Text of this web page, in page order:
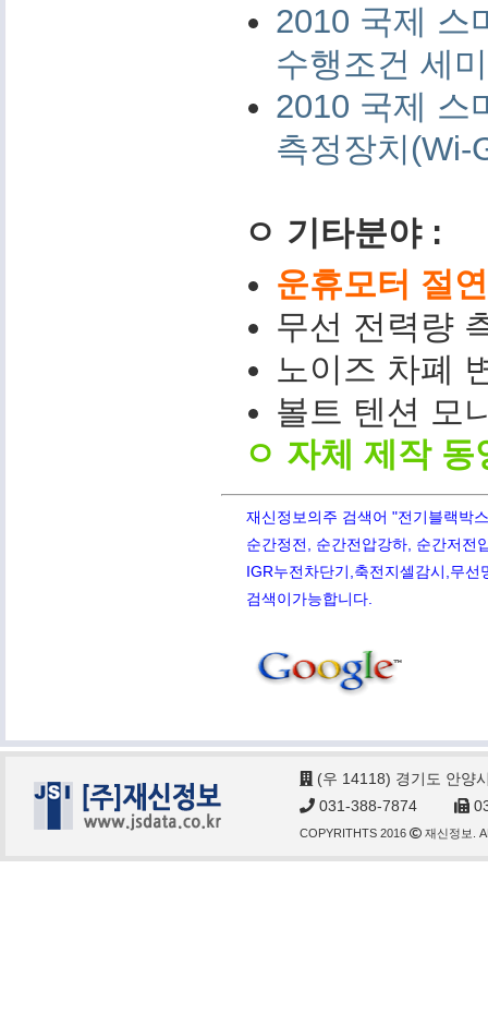
2010 국제 스
수행조건 세
2010 국제 스
측정장치(Wi-
ㅇ 기타분야 :
운휴모터 절
무선 전력량
노이즈 차폐
볼트 텐션 모
ㅇ 자체 제작
재신정보의주 검색어 "전기블랙박
순간정전, 순간전압강하, 순간저전
IGR누전차단기,축전지셀감시,무
검색이가능합니다.
(우 14118) 경기도 안양
031-388-7874
COPYRITHTS 2016 재신정보.